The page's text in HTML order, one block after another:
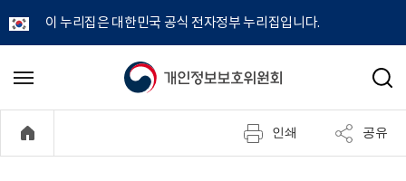
이 누리집은 대한민국 공식 전자정부 누리집입니다.
개
정
메
기
검
인쇄 공유